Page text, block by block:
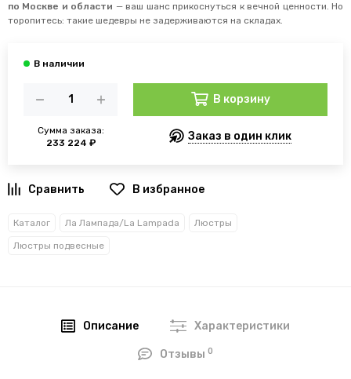
по Москве и области — ваш шанс прикоснуться к вечной ценности. Но
торопитесь: такие шедевры не задерживаются на складах.
Сумма заказа:
233 224 ₽
В корзину
Заказ в один клик
В избранное
Каталог Ла Лампада/La Lampada Люстры
Люстры подвесные
Описание Характеристики
Отзывы0